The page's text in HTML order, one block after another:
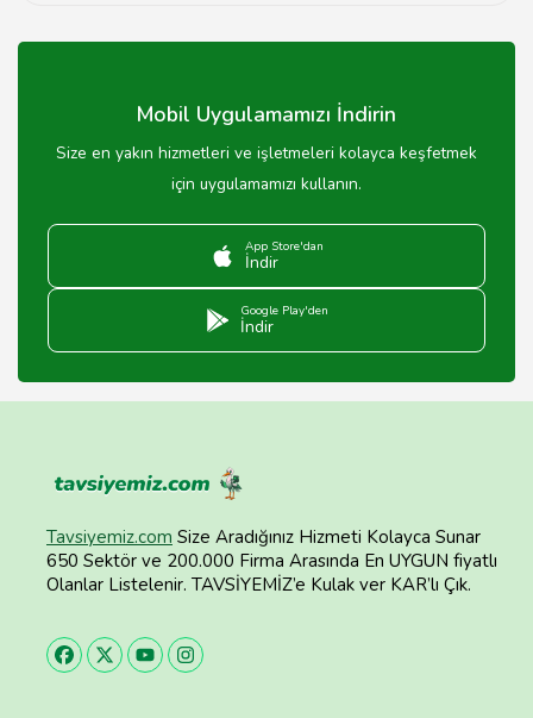
değişiklik göstermektedir, detaylı bilgi için iletişime
Mobil Uygulamamızı İndirin
Size en yakın hizmetleri ve işletmeleri kolayca keşfetmek
için uygulamamızı kullanın.
App Store'dan
İndir
Google Play'den
İndir
Tavsiyemiz.com Size Aradığınız Hizmeti Kolayca Sunar
650 Sektör ve 200.000 Firma Arasında En UYGUN fiyatlı
Olanlar Listelenir. TAVSİYEMİZ’e Kulak ver KAR’lı Çık.